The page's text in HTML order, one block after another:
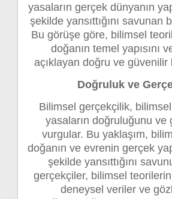
yasaların gerçek dünyanın
şekilde yansıttığını savunan
Bu görüşe göre, bilimsel
doğanın temel yapısını
açıklayan doğru ve güvenilir
Doğruluk ve
Bilimsel gerçekçilik,
yasaların doğruluğunu ve
vurgular. Bu yaklaşım,
doğanın ve evrenin gerçek
şekilde yansıttığını
gerçekçiler, bilimsel
deneysel veriler ve